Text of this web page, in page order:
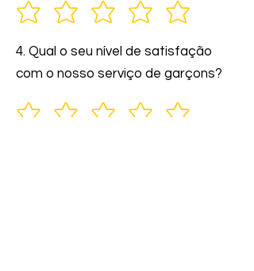
4. Qual o seu nível de satisfação
com o nosso serviço de garçons?